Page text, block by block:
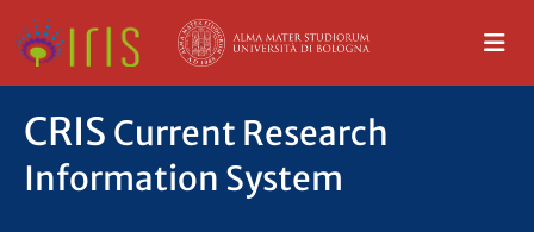
CRIS Current Research
Information System